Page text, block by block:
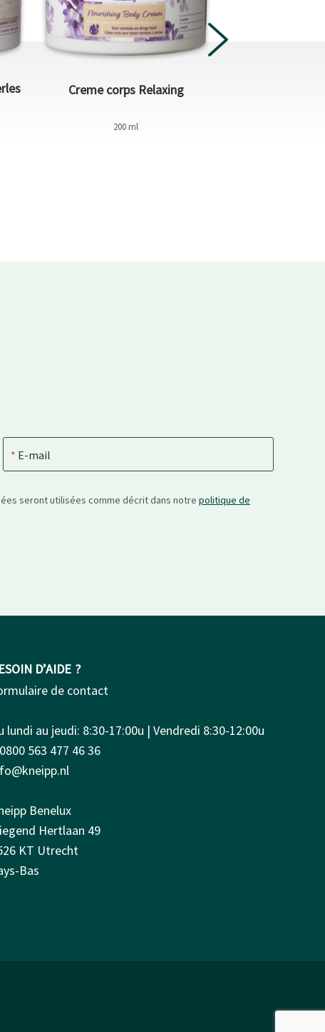
Creme corps Relaxing
200 ml
E-mail
seront utilisées comme décrit dans notre politique de
D’AIDE ?
de contact
lundi au jeudi: 8:30-17:00u | Vendredi 8:30-12:00u
563 477 46 36
Benelux
Hertlaan 49
KT Utrecht
Bas